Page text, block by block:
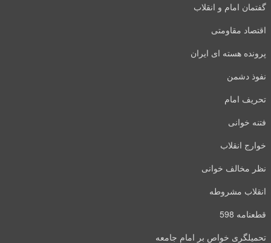
گفتمان امام و انقلاب
اقتصاد مقاومتی
پرونده هسته ای ایران
نفوذ دشمن
تحریف امام
فتنه خوانی
خوارج انقلاب
نظر مخالف خوانی
انقلاب مشروطه
قطعنامه 598
تحمیلگری خواص بر امام جامعه